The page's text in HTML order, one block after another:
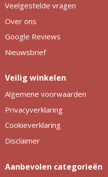
Veelgestelde vragen
Over ons
Google Reviews
Nieuwsbrief
Veilig winkelen
Algemene voorwaarden
Privacyverklaring
Cookieverklaring
Disclaimer
Aanbevolen categorieën